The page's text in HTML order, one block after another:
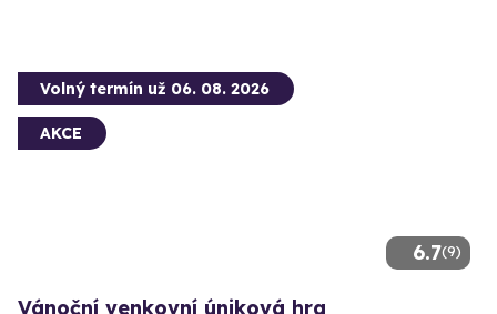
6.7(9)
Volný termín už 06. 08. 2026
AKCE
Vánoční venkovní úniková hra